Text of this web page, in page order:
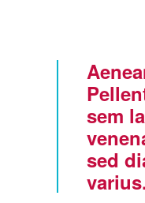
sem
sed